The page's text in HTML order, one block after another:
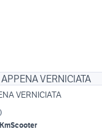
VERNICIATA
)
Scooter